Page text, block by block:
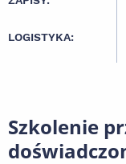
LOGISTYKA:
Szkolenie